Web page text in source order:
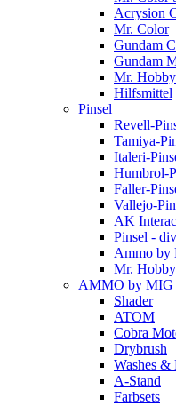
Acrysion
Mr. Color
Gundam
Gundam
Mr.
Hilfsmittel
Pinsel
Revell-
Tamiya-
Italeri-
Humbrol-
Faller-
Vallejo-
AK
Pinsel -
Ammo by
Mr.
AMMO by MIG
Shader
ATOM
Cobra
Drybrush
Washes &
A-Stand
Farbsets